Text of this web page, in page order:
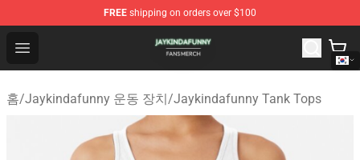
FREE shipping on orders over $100
Open menu
Jaykindafunny Shop - Official Jaykindafunny
홈/Jaykindafunny 운동 장치/Jaykindafunny Tank Tops